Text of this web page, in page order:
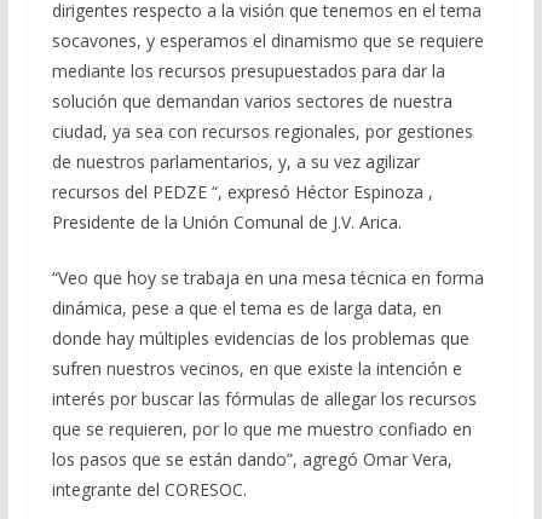
dirigentes respecto a la visión que tenemos en el tema
socavones, y esperamos el dinamismo que se requiere
mediante los recursos presupuestados para dar la
solución que demandan varios sectores de nuestra
ciudad, ya sea con recursos regionales, por gestiones
de nuestros parlamentarios, y, a su vez agilizar
recursos del PEDZE “, expresó Héctor Espinoza ,
Presidente de la Unión Comunal de J.V. Arica.
“Veo que hoy se trabaja en una mesa técnica en forma
dinámica, pese a que el tema es de larga data, en
donde hay múltiples evidencias de los problemas que
sufren nuestros vecinos, en que existe la intención e
interés por buscar las fórmulas de allegar los recursos
que se requieren, por lo que me muestro confiado en
los pasos que se están dando”, agregó Omar Vera,
integrante del CORESOC.